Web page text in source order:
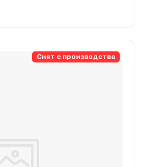
Снят с производства